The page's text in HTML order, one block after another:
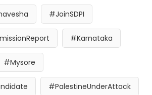
#JoinSDPI
#Karnataka
#Mysore
#PalestineUnderAttack